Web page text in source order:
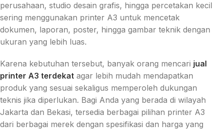
perusahaan, studio desain grafis, hingga percetakan kecil
sering menggunakan printer A3 untuk mencetak
dokumen, laporan, poster, hingga gambar teknik dengan
ukuran yang lebih luas.
Karena kebutuhan tersebut, banyak orang mencari jual
printer A3 terdekat agar lebih mudah mendapatkan
produk yang sesuai sekaligus memperoleh dukungan
teknis jika diperlukan. Bagi Anda yang berada di wilayah
Jakarta dan Bekasi, tersedia berbagai pilihan printer A3
dari berbagai merek dengan spesifikasi dan harga yang